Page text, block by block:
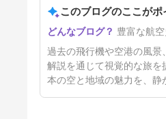
4日前このブログのここがポ
豊富な航
過去の飛行機や空港の風
解説を通じて視覚的な旅を
本の空と地域の魅力を、静